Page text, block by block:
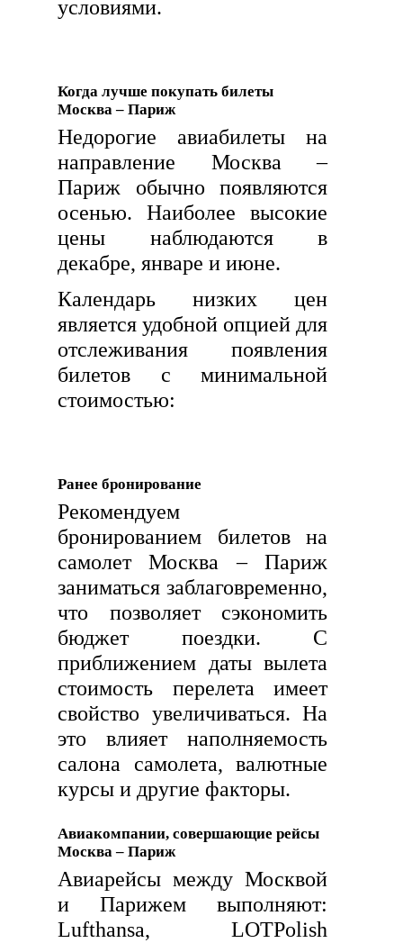
условиями.
Когда лучше покупать билеты
Москва – Париж
Недорогие авиабилеты на
направление Москва –
Париж обычно появляются
осенью. Наиболее высокие
цены наблюдаются в
декабре, январе и июне.
Календарь низких цен
является удобной опцией для
отслеживания появления
билетов с минимальной
стоимостью:
Ранее бронирование
Рекомендуем
бронированием билетов на
самолет Москва – Париж
заниматься заблаговременно,
что позволяет сэкономить
бюджет поездки. С
приближением даты вылета
стоимость перелета имеет
свойство увеличиваться. На
это влияет наполняемость
салона самолета, валютные
курсы и другие факторы.
Авиакомпании, совершающие рейсы
Москва – Париж
Авиарейсы между Москвой
и Парижем выполняют:
Lufthansa, LOTPolish